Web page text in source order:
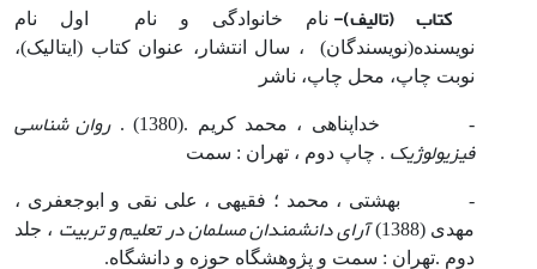
کتاب (تالیف)- نام خانوادگی و نام اول نام
نویسنده(نویسندگان) ، سال انتشار، عنوان کتاب (ایتالیک)،
نوبت چاپ، محل چاپ، ناشر
- خداپناهی ، محمد کریم .(1380) .
روان شناسی
فیزیولوژیک . چاپ دوم ، تهران : سمت
- بهشتی ، محمد ؛ فقیهی ، علی نقی و ابوجعفری ،
مهدی (1388)
آرای دانشمندان مسلمان در تعلیم و تربیت ، جلد
دوم .تهران : سمت و پژوهشگاه حوزه و دانشگاه.